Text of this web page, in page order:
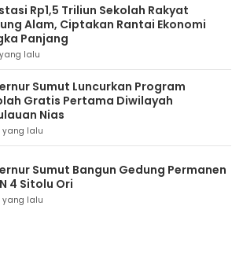
Rp1,5 Triliun Sekolah Rakyat
Alam, Ciptakan Rantai Ekonomi
Panjang
lalu
Sumut Luncurkan Program
Gratis Pertama Diwilayah
Nias
yang lalu
Sumut Bangun Gedung Permanen
4 Sitolu Ori
yang lalu